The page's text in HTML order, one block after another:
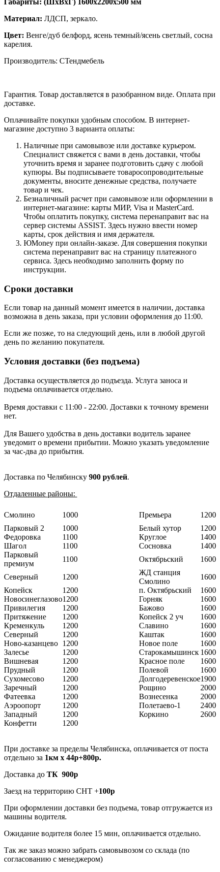
Материал: ЛДСП, зеркало.
Цвет: Венге/дуб белфорд, ясень темный/ясень светлый, сосна
карелия.
Производитель: СТендмебель
Гарантия. Товар доставляется в разобранном виде. Оплата при
доставке.
Оплачивайте покупки удобным способом. В интернет-
магазине доступно 3 варианта оплаты:
Наличные при самовывозе или доставке курьером.
Специалист свяжется с вами в день доставки, чтобы
уточнить время и заранее подготовить сдачу с любой
купюры. Вы подписываете товаросопроводительные
документы, вносите денежные средства, получаете
товар и чек.
Безналичный расчет при самовывозе или оформлении в
интернет-магазине: карты МИР, Visa и MasterCard.
Чтобы оплатить покупку, система перенаправит вас на
сервер системы ASSIST. Здесь нужно ввести номер
карты, срок действия и имя держателя.
ЮMoney при онлайн-заказе. Для совершения покупки
система перенаправит вас на страницу платежного
сервиса. Здесь необходимо заполнить форму по
инструкции.
Сроки доставки
Если товар на данный момент имеется в наличии, доставка
возможна в день заказа, при условии оформления до 11:00.
Если же позже, то на следующий день, или в любой другой
день по желанию покупателя.
Условия доставки (без подъема)
Доставка осуществляется до подъезда. Услуга заноса и
подъема оплачивается отдельно.
Время доставки с 11:00 - 22:00. Доставки к точному времени
нет.
Для Вашего удобства в день доставки водитель заранее
уведомит о времени прибытии. Можно указать уведомление
за час-два до прибытия.
Доставка по Челябинску 900 рублей.
Отдаленные районы:
Смолино 1000 Премьера
1200
Парковый 2
1000 Белый хутор
1200
Федоровка
1100 Круглое
1400
Шагол
1100 Сосновка
1400
Парковый
премиум
1100 Октябрьский 1600
Северный 1200
ЖД станция
Смолино
1600
Копейск
1200 п. Октябрьский
1600
Новосинеглазово1200 Горняк
1600
Привилегия
1200 Бажово
1600
Притяжение
1200 Копейск 2 уч
1600
Кременкуль
1200 Славино
1600
Северный
1200 Каштак
1600
Ново-казанцево 1200 Новое поле
1600
Залесье
1200 Старокамышинск 1600
Вишневая
1200 Красное поле
1600
Прудный
1200 Полевой
1600
Сухомесово
1200 Долгодеревенское1900
Заречный
1200 Рощино
2000
Фатеевка
1200 Вознесенка
2000
Аэроопорт
1200 Полетаево-1
2400
Западный
1200 Коркино
2600
Конфетти
1200
При доставке за пределы Челябинска, оплачивается от поста
отдельно за 1км х 44р+800р.
Доставка до ТК 900р
Заезд на территорию СНТ +100р
При оформлении доставки без подъема, товар отгружается из
машины водителя.
Ожидание водителя более 15 мин, оплачивается отдельно.
Так же заказ можно забрать самовывозом со склада (по
согласованию с менеджером)